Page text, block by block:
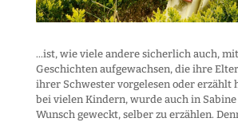
...ist, wie viele andere sicherlich auch,
Geschichten aufgewachsen, die ihre
ihrer Schwester vorgelesen oder erzählt
bei vielen Kindern, wurde auch in
Wunsch geweckt, selber zu erzählen.